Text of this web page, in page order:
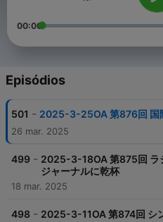
00:00
Episódios
501 - 2025-3-25OA 第876回 国
26 mar. 2025
499 - 2025-3-18OA 第875回 ラ
ジャーナルに乾杯
18 mar. 2025
498 - 2025-3-11OA 第874回 シ